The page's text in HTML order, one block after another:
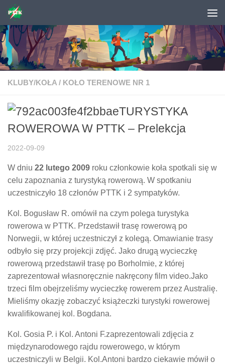
Skip to content
KLUBY/KOŁA / KOŁO TERENOWE NR 1
TURYSTYKA
ROWEROWA W PTTK – Prelekcja
2022-09-09
W dniu 22 lutego 2009 roku członkowie koła spotkali się w
celu zapoznania z turystyką rowerową. W spotkaniu
uczestniczyło 18 członów PTTK i 2 sympatyków.
Kol. Bogusław R. omówił na czym polega turystyka
rowerowa w PTTK. Przedstawił trasę rowerową po
Norwegii, w której uczestniczył z kolegą. Omawianie trasy
odbyło się przy projekcji zdjęć. Jako drugą wycieczkę
rowerową przedstawił trasę po Borholmie, z której
zaprezentował własnoręcznie nakręcony film video.Jako
trzeci film obejrzeliśmy wycieczkę rowerem przez Australię.
Mieliśmy okazję zobaczyć książeczki turystyki rowerowej
kwalifikowanej kol. Bogdana.
Kol. Gosia P. i Kol. Antoni F.zaprezentowali zdjęcia z
międzynarodowego rajdu rowerowego, w którym
uczestniczyli w Belgii. Kol.Antoni bardzo ciekawie mówił o